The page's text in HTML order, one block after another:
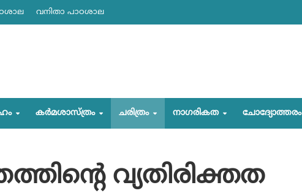
വനിതാ പാഠശാല
കര്‍മശാസ്ത്രം ചരിത്രം നാഗരികത ചോദ്യോത്തരം
വ്യതിരിക്തത